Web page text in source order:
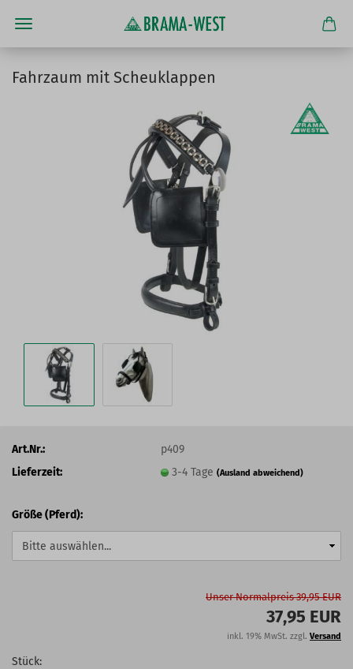
Fahrzaum mit Scheuklappen
Art.Nr.:
p409
Lieferzeit:
3-4 Tage(Ausland abweichend)
Größe (Pferd):
Unser Normalpreis 39,95 EUR
37,95 EUR
inkl. 19% MwSt. zzgl. Versand
Stück: